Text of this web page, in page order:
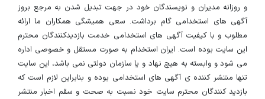
و روزانه مدیران و نویسندگان خود در جهت تبدیل شدن به مرجع بروز
آگهی های استخدامی گام برداشت. سعی همیشگی همکاران ما ارائه
مطلوب و با کیفیت آگهی های استخدامی خدمت بازدیدکنندگان محترم
این سایت بوده است. ایران استخدام به صورت مستقل و خصوصی اداره
می شود و وابسته به هیچ نهاد و یا سازمان دولتی نمی باشد، این سایت
تنها منتشر کننده ی آگهی های استخدامی بوده و بنابراین لازم است که
بازدید کنندگان محترم سایت خود نسبت به صحت و سقم اخبار منتشر